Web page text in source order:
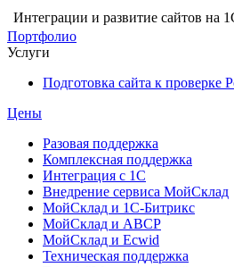
Интеграции и развитие сайтов на
Портфолио
Услуги
Подготовка сайта к проверке
Цены
Разовая поддержка
Комплексная поддержка
Интеграция с 1С
Внедрение сервиса МойСклад
МойСклад и 1С-Битрикс
МойСклад и ABCP
МойСклад и Ecwid
Техническая поддержка